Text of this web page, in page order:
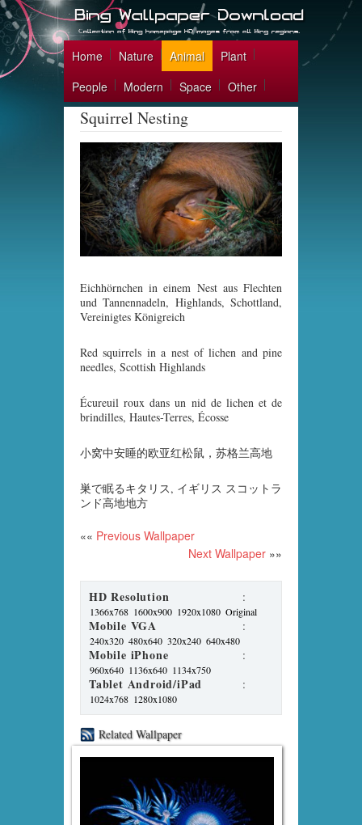
Home Nature Animal
Plant
People
Modern Space Other
Squirrel Nesting
Eichhörnchen in einem Nest aus Flechten
und Tannennadeln, Highlands, Schottland,
Vereinigtes Königreich
Red squirrels in a nest of lichen and pine
needles, Scottish Highlands
Écureuil roux dans un nid de lichen et de
brindilles, Hautes-Terres, Écosse
小窝中安睡的欧亚红松鼠，苏格兰高地
巣で眠るキタリス, イギリス スコットラ
ンド高地地方
«« Previous Wallpaper
Next Wallpaper »»
HD Resolution :
1366x768 1600x900 1920x1080 Original
Mobile VGA :
240x320 480x640 320x240 640x480
Mobile iPhone :
960x640 1136x640 1134x750
Tablet Android/iPad :
1024x768 1280x1080
Related Wallpaper